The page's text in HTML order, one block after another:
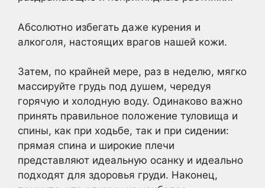
Абсолютно избегать даже курения и
алкоголя, настоящих врагов нашей кожи.
Затем, по крайней мере, раз в неделю, мягко
массируйте грудь под душем, чередуя
горячую и холодную воду. Одинаково важно
принять правильное положение туловища и
спины, как при ходьбе, так и при сидении:
прямая спина и широкие плечи
представляют идеальную осанку и идеально
подходят для здоровья груди. Наконец,